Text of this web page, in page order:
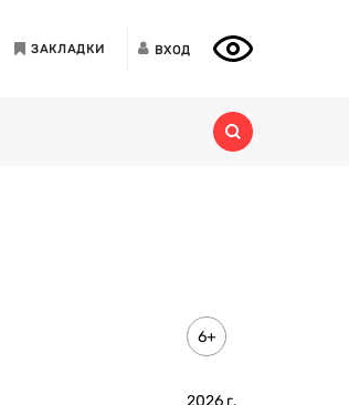
ЗАКЛАДКИ ВХОД
6+
2026 г.